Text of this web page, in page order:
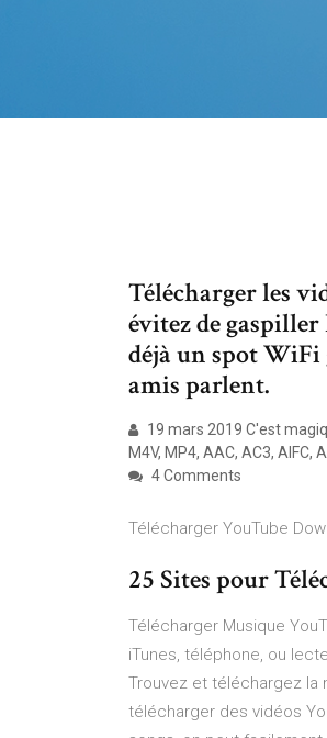
Télécharger les
évitez de
déjà un spot
amis parlent.
19 mars 2019 C'est
M4V, MP4, AAC, AC3, AIFC,
4 Comments
Télécharger YouTube
25 Sites pour
Télécharger Musique
iTunes, téléphone, ou
Trouvez et téléchargez la
télécharger des vidéos